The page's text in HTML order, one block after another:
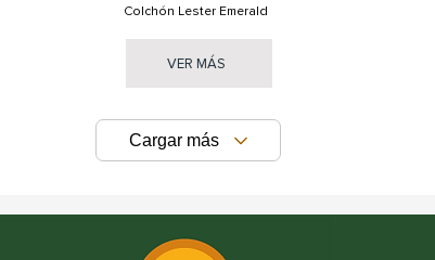
Colchón Lester Emerald
VER MÁS
Cargar más